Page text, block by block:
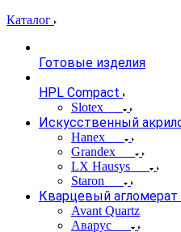
Каталог
Готовые изделия
HPL Compact
Slotex
Искусственный
Hanex
Grandex
LX Hausys
Staron
Кварцевый агломерат
Avant Quartz
Аварус